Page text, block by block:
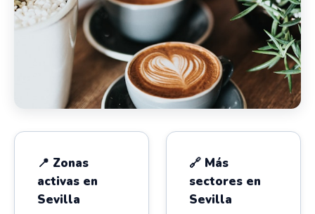
📍 Zonas
activas en
Sevilla
🔗 Más
sectores en
Sevilla